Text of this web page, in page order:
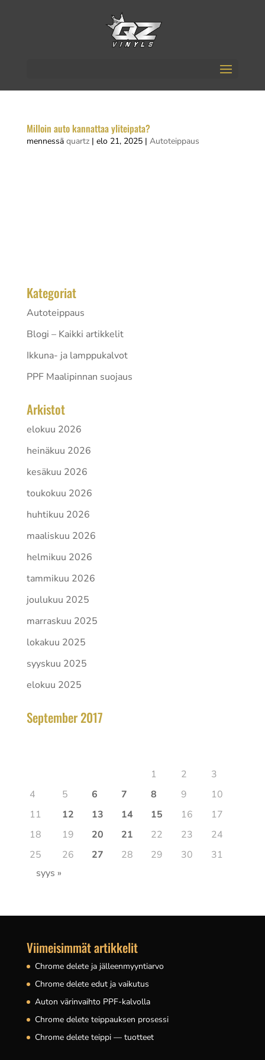
Milloin auto kannattaa yliteipata?
mennessä quartz| elo 21, 2025| Autoteippaus
Kategoriat
Autoteippaus
Blogi – Kaikki artikkelit
Ikkuna- ja lamppukalvot
PPF Maalipinnan suojaus
Arkistot
elokuu 2026
heinäkuu 2026
kesäkuu 2026
toukokuu 2026
huhtikuu 2026
maaliskuu 2026
helmikuu 2026
tammikuu 2026
joulukuu 2025
marraskuu 2025
lokakuu 2025
syyskuu 2025
elokuu 2025
September 2017
1
2
3
4
5 6 7 8 9
10
11
12 13 14 15 16
17
18
19 20 21 22 23
24
25
26 27 28 29 30
31
syys »
Viimeisimmät artikkelit
Chrome delete ja jälleenmyyntiarvo
Chrome delete edut ja vaikutus
Auton värinvaihto PPF-kalvolla
Chrome delete teippauksen prosessi
Chrome delete teippi — tuotteet